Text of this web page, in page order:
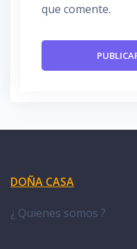
que comente.
DOÑA CASA
¿ Quienes somos ?